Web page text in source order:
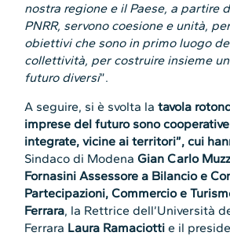
nostra regione e il Paese, a partire
PNRR, servono coesione e unità,
obiettivi che sono in primo luogo
collettività, per costruire insieme
futuro diversi”.
A seguire, si è svolta latavola
imprese del futuro sono
integrate, vicine ai territori”, cui
Sindaco di ModenaGian Carlo
Fornasini Assessore a Bilancio e
Partecipazioni, Commercio e
Ferrara, la Rettrice dell’Università
Ferrara Laura Ramaciotti e il